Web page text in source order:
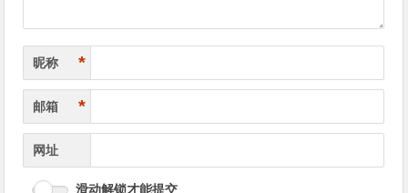
昵称 *
邮箱 *
网址
滑动解锁才能提交